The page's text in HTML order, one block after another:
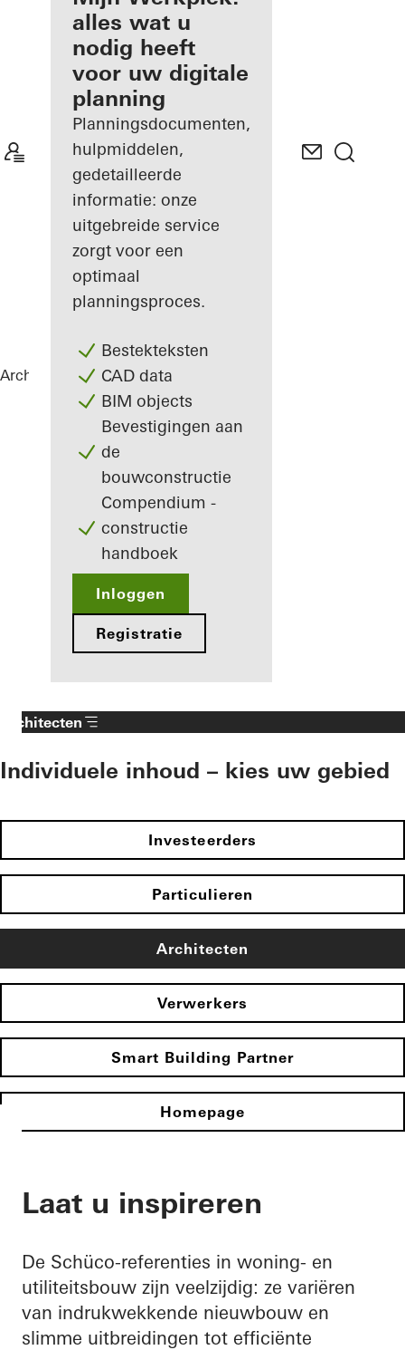
u als
geregistreerd
architect
Ontdek
Mijn
Werkplek
alles wat u
nodig heeft
voor uw digitale
planning
Planningsdocumenten,
hulpmiddelen,
gedetailleerde
informatie: onze
uitgebreide service
zorgt voor een
optimaal
planningsproces.
Bestekteksten
CAD data
BIM objects
Bevestigingen aan
de
bouwconstructie
Compendium -
constructie
handboek
Inloggen
Registratie
Architecten ReferentiesHighlights
Architecten
Individuele inhoud – kies uw gebied
Investeerders
Particulieren
Architecten
Verwerkers
Smart Building Partner
Homepage
Laat u inspireren
De Schüco-referenties in woning- en
utiliteitsbouw zijn veelzijdig: ze variëren
van indrukwekkende nieuwbouw en
slimme uitbreidingen tot efficiënte